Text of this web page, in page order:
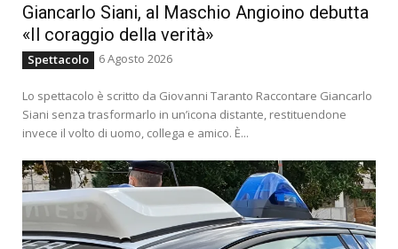
Giancarlo Siani, al Maschio Angioino debutta
«Il coraggio della verità»
Spettacolo 6 Agosto 2026
Lo spettacolo è scritto da Giovanni Taranto Raccontare Giancarlo
Siani senza trasformarlo in un’icona distante, restituendone
invece il volto di uomo, collega e amico. È...